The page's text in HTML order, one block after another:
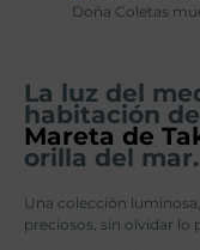
Doña Coletas
La luz del
habitación
Mareta de
orilla del mar.
Una colección
preciosos, sin olvidar lo